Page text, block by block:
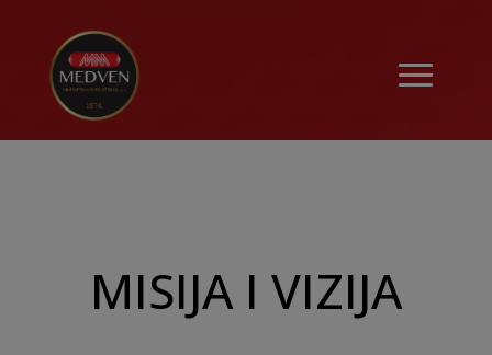
MISIJA I VIZIJA